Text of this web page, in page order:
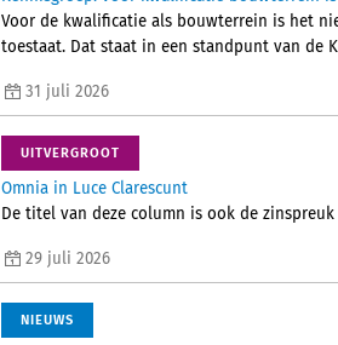
Voor de kwalificatie als bouwterrein is het
toestaat. Dat staat in een standpunt van de
31 juli 2026
UITVERGROOT
Omnia in Luce Clarescunt
De titel van deze column is ook de
29 juli 2026
NIEUWS